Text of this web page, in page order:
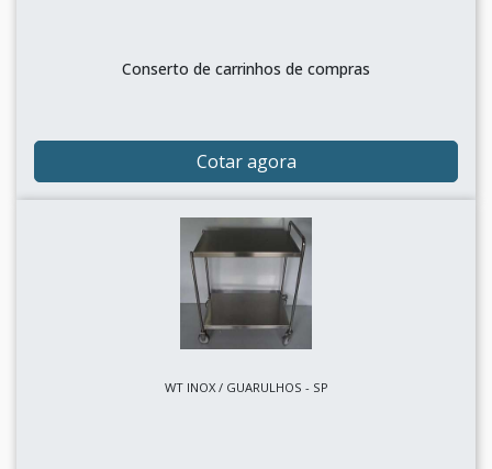
Conserto de carrinhos de compras
Cotar agora
WT INOX / GUARULHOS - SP